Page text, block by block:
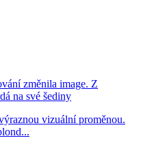
změnila image. Z
na své šediny
vizuální proměnou.